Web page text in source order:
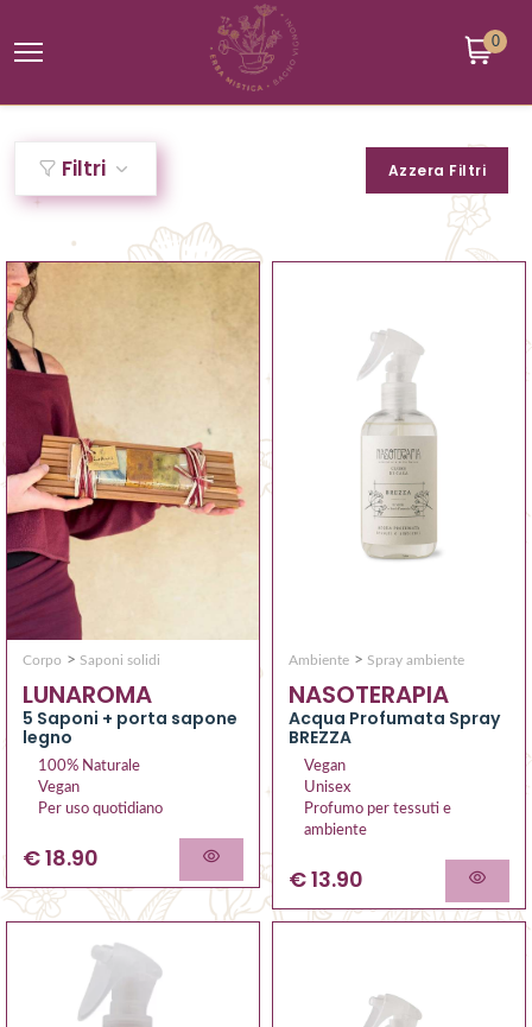
0
Filtri Azzera Filtri
Corpo > Saponi solidi
LUNAROMA
5 Saponi + porta sapone
legno
100% Naturale
Vegan
Per uso quotidiano
€ 18.90
Ambiente > Spray ambiente
NASOTERAPIA
Acqua Profumata Spray
BREZZA
Vegan
Unisex
Profumo per tessuti e
ambiente
€ 13.90